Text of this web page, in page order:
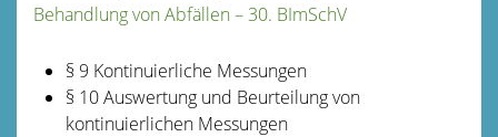
Behandlung von Abfällen – 30. BImSchV
§ 9 Kontinuierliche Messungen
§ 10 Auswertung und Beurteilung von
kontinuierlichen Messungen